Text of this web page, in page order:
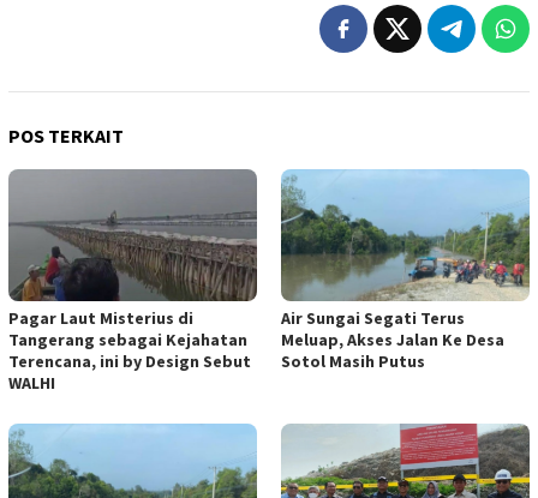
POS TERKAIT
Pagar Laut Misterius di
Tangerang sebagai Kejahatan
Terencana, ini by Design Sebut
WALHI
Air Sungai Segati Terus
Meluap, Akses Jalan Ke Desa
Sotol Masih Putus